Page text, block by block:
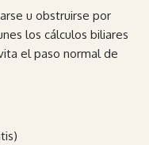
u obstruirse por
los cálculos biliares
el paso normal de